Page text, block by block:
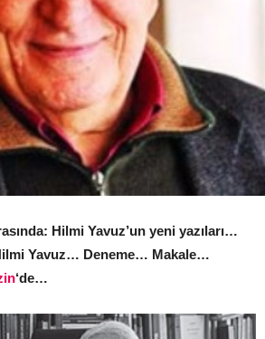
Hilmi Yavuz’un yeni yazıları…
Yavuz… Deneme… Makale…
‘de…